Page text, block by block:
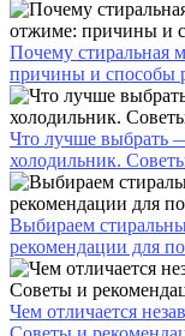
Почему стиральная
причины и способы
Что лучше выбрать
холодильник.
Выбираем
рекомендации для
Чем отличается